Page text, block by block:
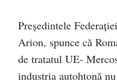
Președintele
Arion, spunce că
de tratatul UE-
industria autohtonă